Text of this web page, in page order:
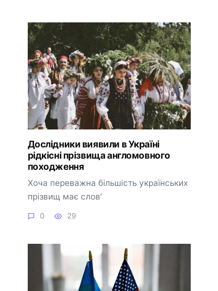
Дослідники виявили в Україні
рідкісні прізвища англомовного
походження
Хоча переважна більшість українських
прізвищ має слов’
0 29